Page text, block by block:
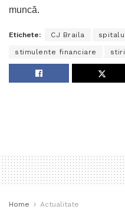
muncă.
Etichete: CJ Braila
stimulente financiare
Home Actualitate